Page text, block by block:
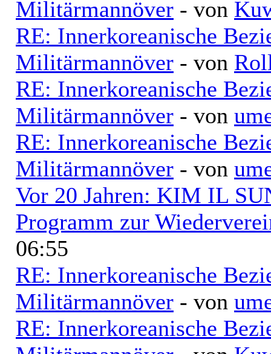
Militärmannöver - von
RE: Innerkoreanische
Militärmannöver - von
RE: Innerkoreanische
Militärmannöver - von
RE: Innerkoreanische
Militärmannöver - von
Vor 20 Jahren: KIM IL
Programm zur
06:55
RE: Innerkoreanische
Militärmannöver - von
RE: Innerkoreanische